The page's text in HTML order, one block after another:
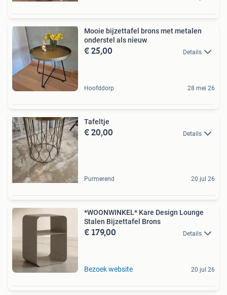
Mooie bijzettafel brons met metalen
onderstel als nieuw
€ 25,00 Details
Hoofddorp 28 mei 26
Tafeltje
€ 20,00 Details
Purmerend 20 jul 26
*WOONWINKEL* Kare Design Lounge
Stalen Bijzettafel Brons
€ 179,00 Details
Bezoek website 20 jul 26